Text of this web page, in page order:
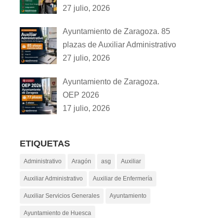
27 julio, 2026
Ayuntamiento de Zaragoza. 85
plazas de Auxiliar Administrativo
27 julio, 2026
Ayuntamiento de Zaragoza.
OEP 2026
17 julio, 2026
ETIQUETAS
Administrativo Aragón asg Auxiliar
Auxiliar Administrativo Auxiliar de Enfermería
Auxiliar Servicios Generales Ayuntamiento
Ayuntamiento de Huesca